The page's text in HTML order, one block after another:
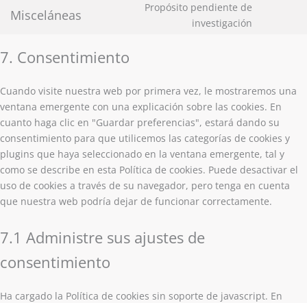
Misceláneas
Propósito pendiente de
investigación
7. Consentimiento
Cuando visite nuestra web por primera vez, le mostraremos una
ventana emergente con una explicación sobre las cookies. En
cuanto haga clic en "Guardar preferencias", estará dando su
consentimiento para que utilicemos las categorías de cookies y
plugins que haya seleccionado en la ventana emergente, tal y
como se describe en esta Política de cookies. Puede desactivar el
uso de cookies a través de su navegador, pero tenga en cuenta
que nuestra web podría dejar de funcionar correctamente.
7.1 Administre sus ajustes de
consentimiento
Ha cargado la Política de cookies sin soporte de javascript. En